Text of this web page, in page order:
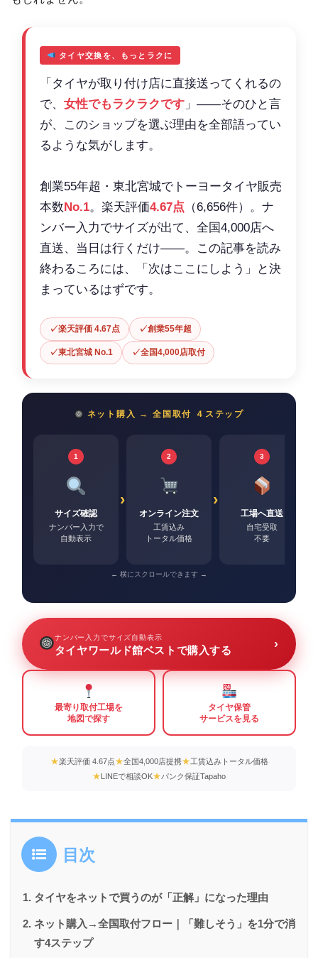
タイヤ交換を、もっとラクに
「タイヤが取り付け店に直接送ってくれるの
で、 女性でもラクラクです 」――そのひと言
が、このショップを選ぶ理由を全部語ってい
るような気がします。
創業55年超・東北宮城でトーヨータイヤ販売
本数 No.1。楽天評価4.67点 （6,656件）。ナ
ンバー入力でサイズが出て、全国4,000店へ
直送、当日は行くだけ――。この記事を読み
終わるころには、「次はここにしよう」と決
まっているはずです。
楽天評価 4.67点 創業55年超
東北宮城 No.1 全国4,000店取付
ネット購入 → 全国取付 ４ステップ
1
サイズ確認
ナンバー入力で
自動表示
2
オンライン注文
工賃込み
トータル価格
3
工場へ直送
自宅受取
不要
← 横にスクロールできます →
ナンバー入力でサイズ自動表示
タイヤワールド館ベストで購入する ›
最寄り取付工場を
地図で探す
タイヤ保管
サービスを見る
楽天評価 4.67点 全国4,000店提携
工賃込みトータル価格
LINEで相談OK
パンク保証Tapaho
目次
タイヤをネットで買うのが「正解」になった理由
ネット購入→全国取付フロー｜「難しそう」を1分で消
す4ステップ